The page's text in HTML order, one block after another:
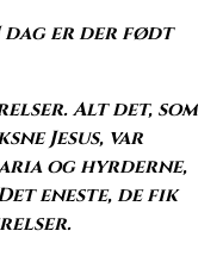
dag er der født
Alt det, som
Jesus, var
og hyrderne,
eneste, de fik